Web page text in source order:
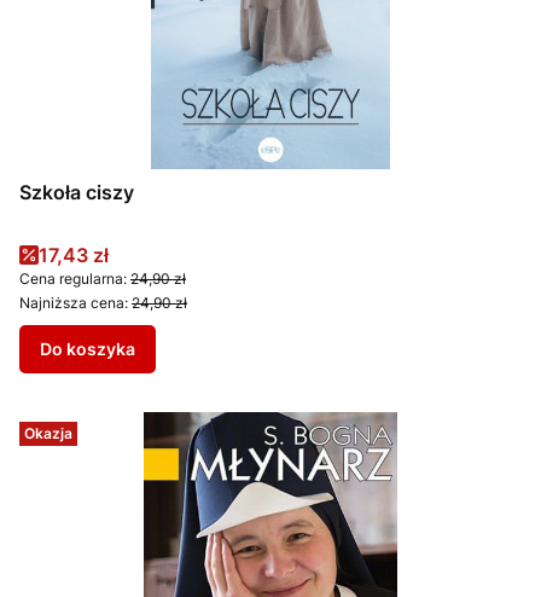
Szkoła ciszy
Cena promocyjna
17,43 zł
Cena regularna: 24,90 zł
Najniższa cena: 24,90 zł
Do koszyka
Okazja